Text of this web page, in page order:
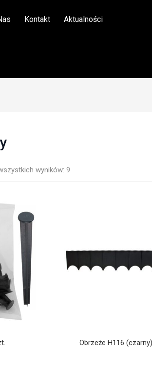
Kontakt Aktualności
wyników: 9
Obrzeże H116 (czarny)